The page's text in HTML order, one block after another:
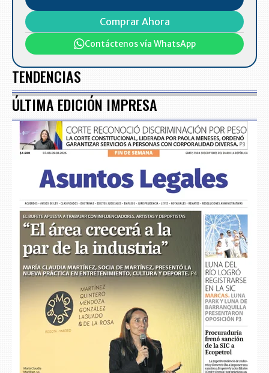
Comprar Ahora
Contáctenos vía WhatsApp
TENDENCIAS
ÚLTIMA EDICIÓN IMPRESA